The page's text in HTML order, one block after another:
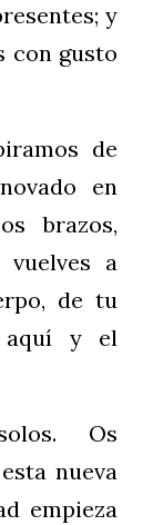
y
con gusto
de
en
brazos,
vuelves a
de tu
aquí y el
Os
nueva
empieza